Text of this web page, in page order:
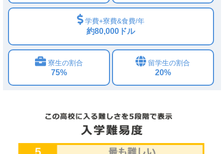
学費+寮費&食費/年
約80,000ドル
寮生の割合
75%
留学生の割合
20%